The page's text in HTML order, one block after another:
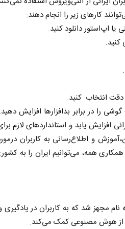
کارهای زیر را انجام دهند:
یا اپ‌استور دانلود کنید.
کنید.
دقت انتخاب کنید.
را در برابر بدافزار‌ها افزایش
افزایش یابد و استاندارد‌های لازم
و اطلاع‌رسانی به کاربران
همه، می‌توانیم ایران را به
مجهز شد که به کاربران در یادگیری
از هوش مصنوعی کمک می‌کند.
صفحات نخست روزنامه ها‌ی شنبه ۳ مردادماه